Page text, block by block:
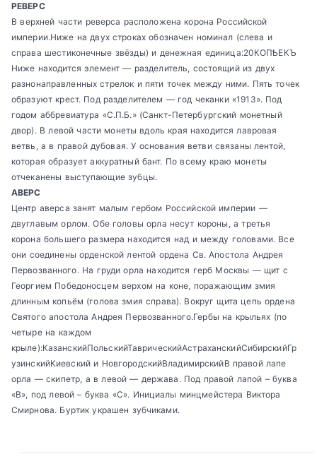
РЕВЕРС
В верхней части реверса расположена корона Российской
империи.Ниже на двух строках обозначен номинал (слева и
справа шестиконечные звёзды) и денежная единица:20КОПѢЕКЪ
Ниже находится элемент — разделитель, состоящий из двух
разнонаправленных стрелок и пяти точек между ними. Пять точек
образуют крест. Под разделителем — год чеканки «1913». Под
годом аббревиатура «С.П.Б.» (Санкт-Петербургский монетный
двор). В левой части монеты вдоль края находится лавровая
ветвь, а в правой дубовая. У основания ветви связаны лентой,
которая образует аккуратный бант. По всему краю монеты
отчеканены выступающие зубцы.
АВЕРС
Центр аверса занят малым гербом Российской империи —
двуглавым орлом. Обе головы орла несут короны, а третья
корона большего размера находится над и между головами. Все
они соединены орденской лентой ордена Св. Апостола Андрея
Первозванного. На груди орла находится герб Москвы — щит с
Георгием Победоносцем верхом на коне, поражающим змия
длинным копьём (голова змия справа). Вокруг щита цепь ордена
Святого апостола Андрея Первозванного.Гербы на крыльях (по
четыре на каждом
крыле):КазанскийПольскийТаврическийАстраханскийСибирскийГр
узинскийКиевский и НовгородскийВладимирскийВ правой лапе
орла — скипетр, а в левой — держава. Под правой лапой – буква
«В», под левой – буква «С». Инициалы минцмейстера Виктора
Смирнова. Буртик украшен зубчиками.